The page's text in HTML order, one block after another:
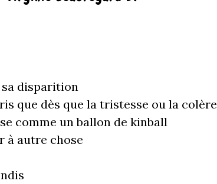
disparition
que dès que la tristesse ou la colère
comme un ballon de kinball
à autre chose